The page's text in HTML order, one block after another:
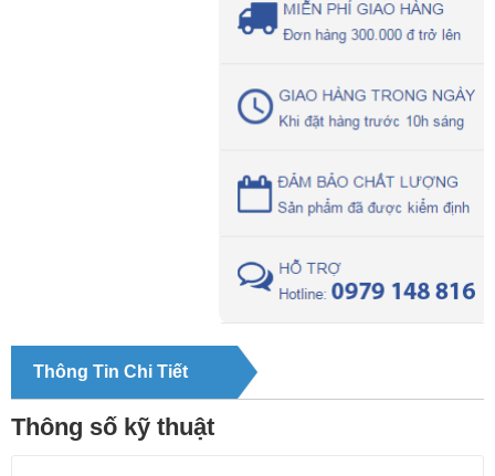
Thông Tin Chi Tiết
Thông số kỹ thuật